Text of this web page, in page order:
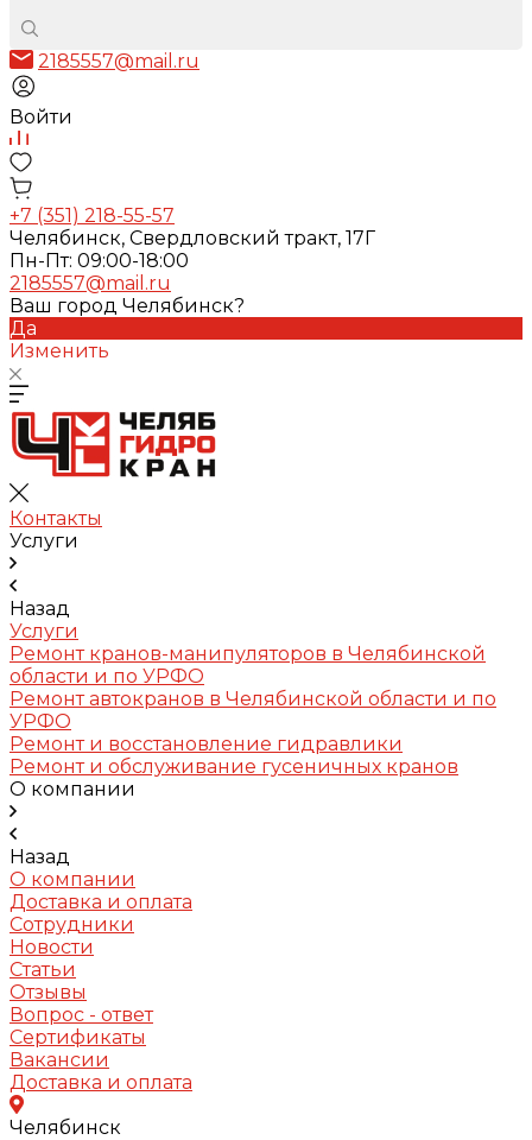
2185557@mail.ru
Войти
+7 (351) 218-55-57
Челябинск, Свердловский тракт, 17Г
Пн-Пт: 09:00-18:00
2185557@mail.ru
Ваш город Челябинск?
Да
Изменить
Контакты
Услуги
Назад
Услуги
Ремонт кранов-манипуляторов в Челябинской
области и по УРФО
Ремонт автокранов в Челябинской области и по
УРФО
Ремонт и восстановление гидравлики
Ремонт и обслуживание гусеничных кранов
О компании
Назад
О компании
Доставка и оплата
Сотрудники
Новости
Статьи
Отзывы
Вопрос - ответ
Сертификаты
Вакансии
Доставка и оплата
Челябинск